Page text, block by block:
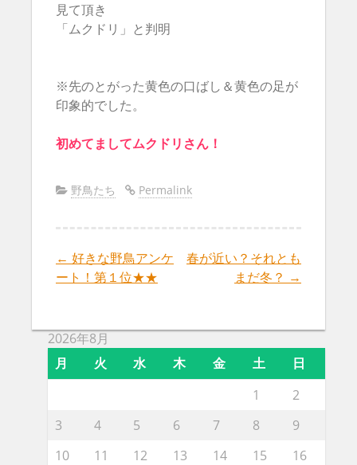
見て頂き
「ムクドリ」 と判明
※先のとがった黄色の口ばし＆黄色の足が
印象的でした。
初めてましてムクドリさん！
野鳥たち Permalink
Post
navigation
← 好きな野鳥アンケ
ート！第１位★★
春が近い？それとも
まだ冬？ →
2026年8月
月
火 水 木 金 土
日
1
2
3
4 5 6 7 8
9
10
11 12 13 14 15
16